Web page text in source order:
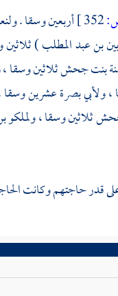
أربعين وسقا .
بن عبد المطلب)
بنت جحشثلاثين وسقا ،
،ولأبي بصرةعشرين
ثلاثين وسقا ،ولملكو
قدر حاجتهم وكانت